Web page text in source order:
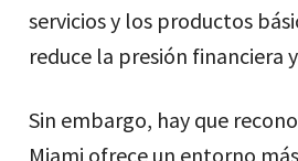
servicios y los productos
reduce la presión financiera
Sin embargo, hay que
Miami ofrece un entorno